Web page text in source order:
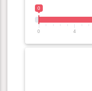
0
0 4